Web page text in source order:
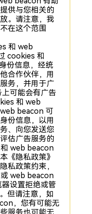
供与您相关的
。请注意，我
在这个范围
和 web
cookies 和
份信息，经统
合作伙伴，用
务，并用于广
可能会有广告
和 web
beacon 可
份信息，以用
、向您发送您
估广告服务的
web beacon
《隐私政策》
私政策约束，
web beacon
设置拒绝或管
但请注意，如
，您有可能无